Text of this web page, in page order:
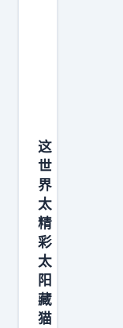
的
坏
处
！
这
世
界
太
精
彩
太
阳
藏
猫